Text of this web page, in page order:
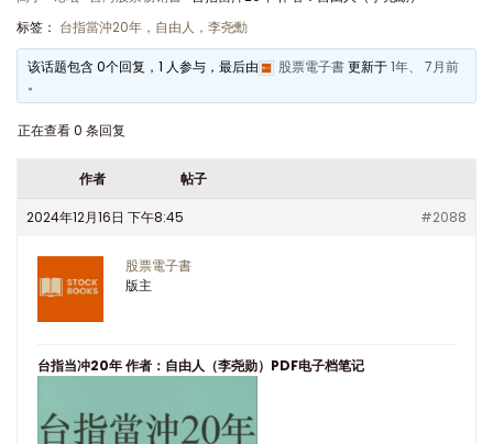
标签： 台指當沖20年，自由人，李尧勳
该话题包含 0个回复，1 人参与，最后由 股票電子書更新于1年、 7月前
。
正在查看 0 条回复
作者 帖子
2024年12月16日 下午8:45 #2088
股票電子書
版主
台指当冲20年 作者：自由人（李尧勋）PDF电子档笔记